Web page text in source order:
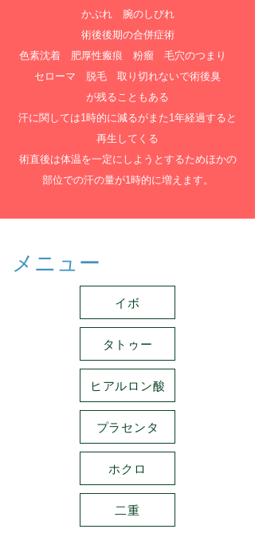
かぶれ 腕のしびれ
術後後期の合併症術
色素沈着 肥厚性瘢痕 粉瘤 毛穴のつまり
セローマ 脱毛 取り切れないで術後臭
が残ることもある
汗に関しては1時的に減るがまた1年経過すると
再生してくる
術直後は体温を一定にしようとするためほかの
部位での汗の量が1時的に増えます。
メニュー
イボ
タトゥー
ヒアルロン酸
プラセンタ
ホクロ
二重